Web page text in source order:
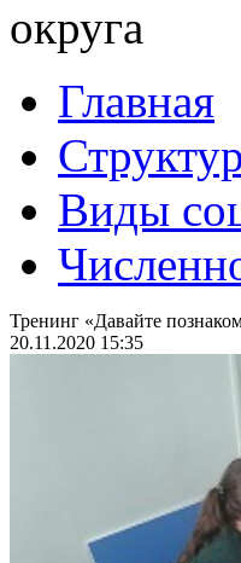
округа
Главная
Виды
Тренинг «Давайте
20.11.2020 15:35